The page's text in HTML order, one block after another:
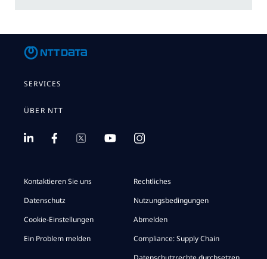
SERVICES
ÜBER NTT
Kontaktieren Sie uns
Rechtliches
Datenschutz
Nutzungsbedingungen
Cookie-Einstellungen
Abmelden
Ein Problem melden
Compliance: Supply Chain